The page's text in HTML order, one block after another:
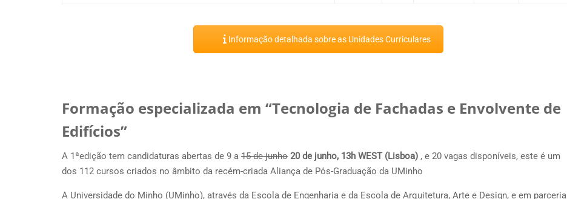
Informação detalhada sobre as Unidades Curriculares
Formação especializada em “Tecnologia de Fachadas e Envolvente de
Edifícios”
A 1ªedição tem candidaturas abertas de 9 a 15 de junho 20 de junho, 13h WEST (Lisboa) , e 20 vagas disponíveis, este é um
dos 112 cursos criados no âmbito da recém-criada Aliança de Pós-Graduação da UMinho
A Universidade do Minho (UMinho), através da Escola de Engenharia e da Escola de Arquitetura, Arte e Design, e em parceria